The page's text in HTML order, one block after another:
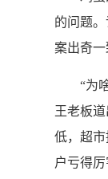
的问题
案出奇一
“为啥
王老板
低，超
户亏得